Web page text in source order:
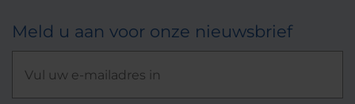
Meld u aan voor onze nieuwsbrief